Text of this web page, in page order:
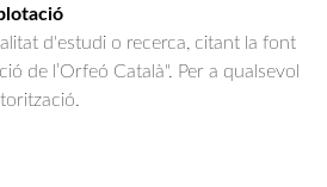
d'estudi o recerca, citant la font
de l’Orfeó Català". Per a qualsevol